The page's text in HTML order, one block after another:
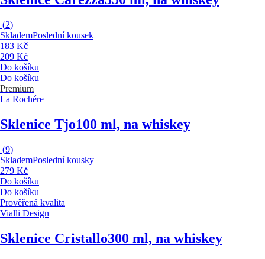
(2)
SklademPoslední kousek
183 Kč
209 Kč
Do košíku
Do košíku
Premium
La Rochére
Sklenice Tjo100 ml, na whiskey
(9)
SklademPoslední kousky
279 Kč
Do košíku
Do košíku
Prověřená kvalita
Vialli Design
Sklenice Cristallo300 ml, na whiskey